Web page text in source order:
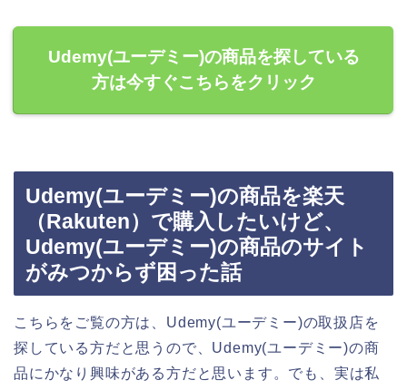
Udemy(ユーデミー)の商品を探している
方は今すぐこちらをクリック
Udemy(ユーデミー)の商品を楽天
（Rakuten）で購入したいけど、
Udemy(ユーデミー)の商品のサイト
がみつからず困った話
こちらをご覧の方は、Udemy(ユーデミー)の取扱店を
探している方だと思うので、Udemy(ユーデミー)の商
品にかなり興味がある方だと思います。でも、実は私